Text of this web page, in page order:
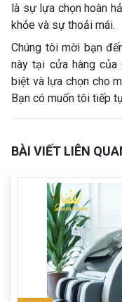
là sự lựa chọn hoàn
khỏe và sự thoải mái.
Chúng tôi mời bạn
này tại cửa hàng của
biệt và lựa chọn cho
Bạn có muốn tôi tiếp
BÀI VIẾT LIÊN